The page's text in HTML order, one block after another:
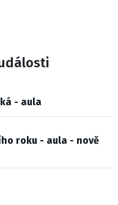
- aula
roku - aula - nově